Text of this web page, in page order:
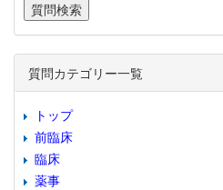
質問カテゴリー一覧
トップ
前臨床
臨床
薬事